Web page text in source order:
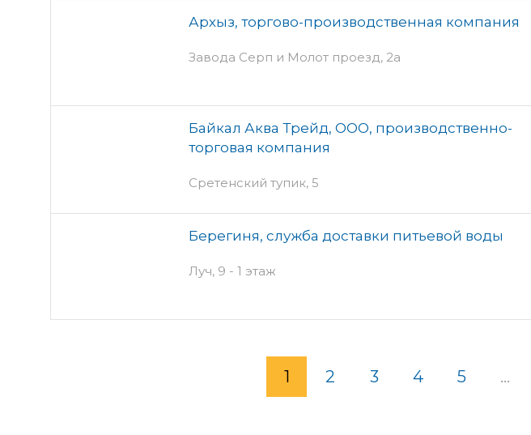
Архыз, торгово-производственная компания
Завода Серп и Молот проезд, 2а
Байкал Аква Трейд, ООО, производственно-
торговая компания
Сретенский тупик, 5
Берегиня, служба доставки питьевой воды
Луч, 9 - 1 этаж
1 2 3 4 5 ...